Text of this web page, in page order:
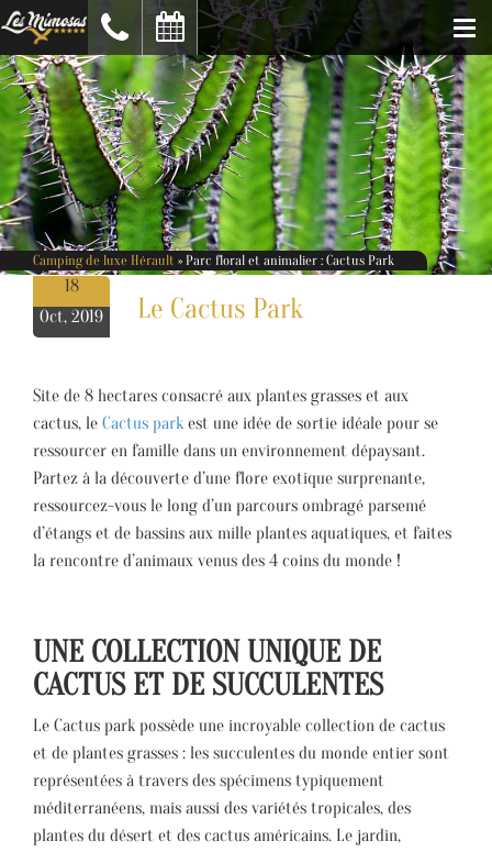
Camping de luxe Hérault » Parc floral et animalier : Cactus Park
18
Oct, 2019
Le Cactus Park
Site de 8 hectares consacré aux plantes grasses et aux
cactus, le Cactus parkest une idée de sortie idéale pour se
ressourcer en famille dans un environnement dépaysant.
Partez à la découverte d’une flore exotique surprenante,
ressourcez-vous le long d’un parcours ombragé parsemé
d’étangs et de bassins aux mille plantes aquatiques, et faites
la rencontre d’animaux venus des 4 coins du monde !
UNE COLLECTION UNIQUE DE
CACTUS ET DE SUCCULENTES
Le Cactus park possède une incroyable collection de cactus
et de plantes grasses : les succulentes du monde entier sont
représentées à travers des spécimens typiquement
méditerranéens, mais aussi des variétés tropicales, des
plantes du désert et des cactus américains. Le jardin,